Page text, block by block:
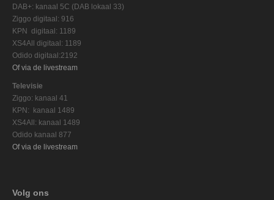
DAB+: kanaal 5C (DAB lokaal 33)
Ziggo digitaal: 916
KPN digitaal: 1189
XS4All digitaal: 1189
Odido digitaal:2192
Of via de livestream
Televisie
Ziggo: kanaal 41
KPN: kanaal 1489
XS4All: kanaal 1489
Odido kanaal 877
Of via de livestream
Volg ons